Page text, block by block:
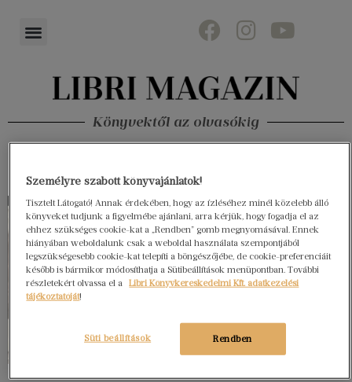
Könyvektől az olvasókig
Személyre szabott könyvajánlatok!
Tisztelt Látogató! Annak érdekében, hogy az ízléséhez minél közelebb álló
könyveket tudjunk a figyelmébe ajánlani, arra kérjük, hogy fogadja el az
ehhez szükséges cookie-kat a „Rendben” gomb megnyomásával. Ennek
hiányában weboldalunk csak a weboldal használata szempontjából
legszükségesebb cookie-kat telepíti a böngészőjébe, de cookie-preferenciáit
később is bármikor módosíthatja a Sütibeállítások menüpontban. További
részletekért olvassa el a
Libri Könyvkereskedelmi Kft. adatkezelési
tájékoztatóját!
Rendben
Süti beállítások